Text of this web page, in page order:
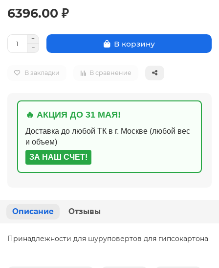
6396.00 ₽
В корзину
В закладки В сравнение
🔥 АКЦИЯ ДО 31 МАЯ!
Доставка до любой ТК в г. Москве (любой вес
и объем)
ЗА НАШ СЧЕТ!
Описание Отзывы
Принадлежности для шуруповертов для гипсокартона